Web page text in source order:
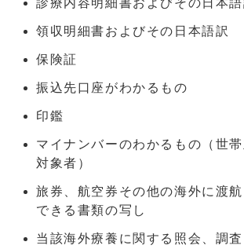
領収明細書およびその日本語訳
保険証
振込先口座がわかるもの
印鑑
マイナンバーのわかるもの（世
対象者）
旅券、航空券その他の海外に渡
できる書類の写し
当該海外療養に関する照会、調